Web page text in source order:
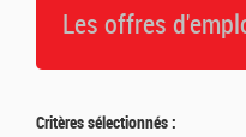
Les offres
Critères sélectionnés :